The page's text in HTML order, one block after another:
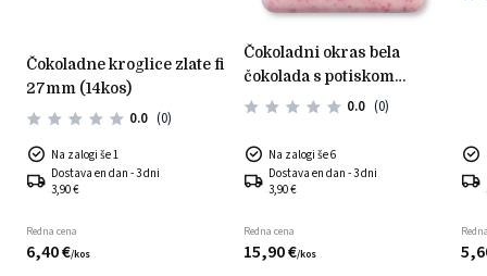
čokoladne kroglice zlate fi
27mm (14kos)
0.0 (0)
Na zalogi še 1
Dostava en dan - 3 dni
3,90 €
Redna cena
6,40€/kos
čokoladni okras bela
čokolada s potiskom
maline (35 kos)0.0 (0)
Na zalogi še 6
Dostava en dan - 3 dni
3,90 €
Redna cena
15,90€/kos 5,